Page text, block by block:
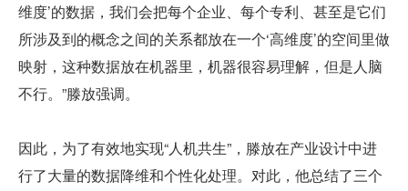
维度’的数据，我们会把每个企业、每个专利、甚至是它们
所涉及到的概念之间的关系都放在一个‘高维度’的空间里做
映射，这种数据放在机器里，机器很容易理解，但是人脑
不行。”滕放强调。
因此，为了有效地实现“人机共生”，滕放在产业设计中进
行了大量的数据降维和个性化处理。对此，他总结了三个